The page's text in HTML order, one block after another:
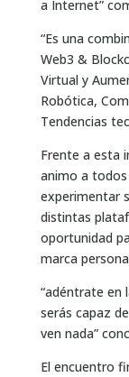
a Internet”
“Es una
Web3 &
Virtual y
Robótica,
Tendencias
Frente a esta
animo a
experimentar
distintas
oportunidad
marca
“adéntrate en
serás capaz
ven nada”
El encuentro